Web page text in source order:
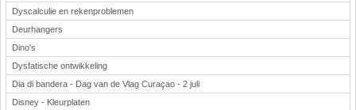
Dyscalculie en rekenproblemen
Deurhangers
Dino's
Dysfatische ontwikkeling
Dia di bandera - Dag van de Vlag Curaçao - 2 juli
Disney - Kleurplaten